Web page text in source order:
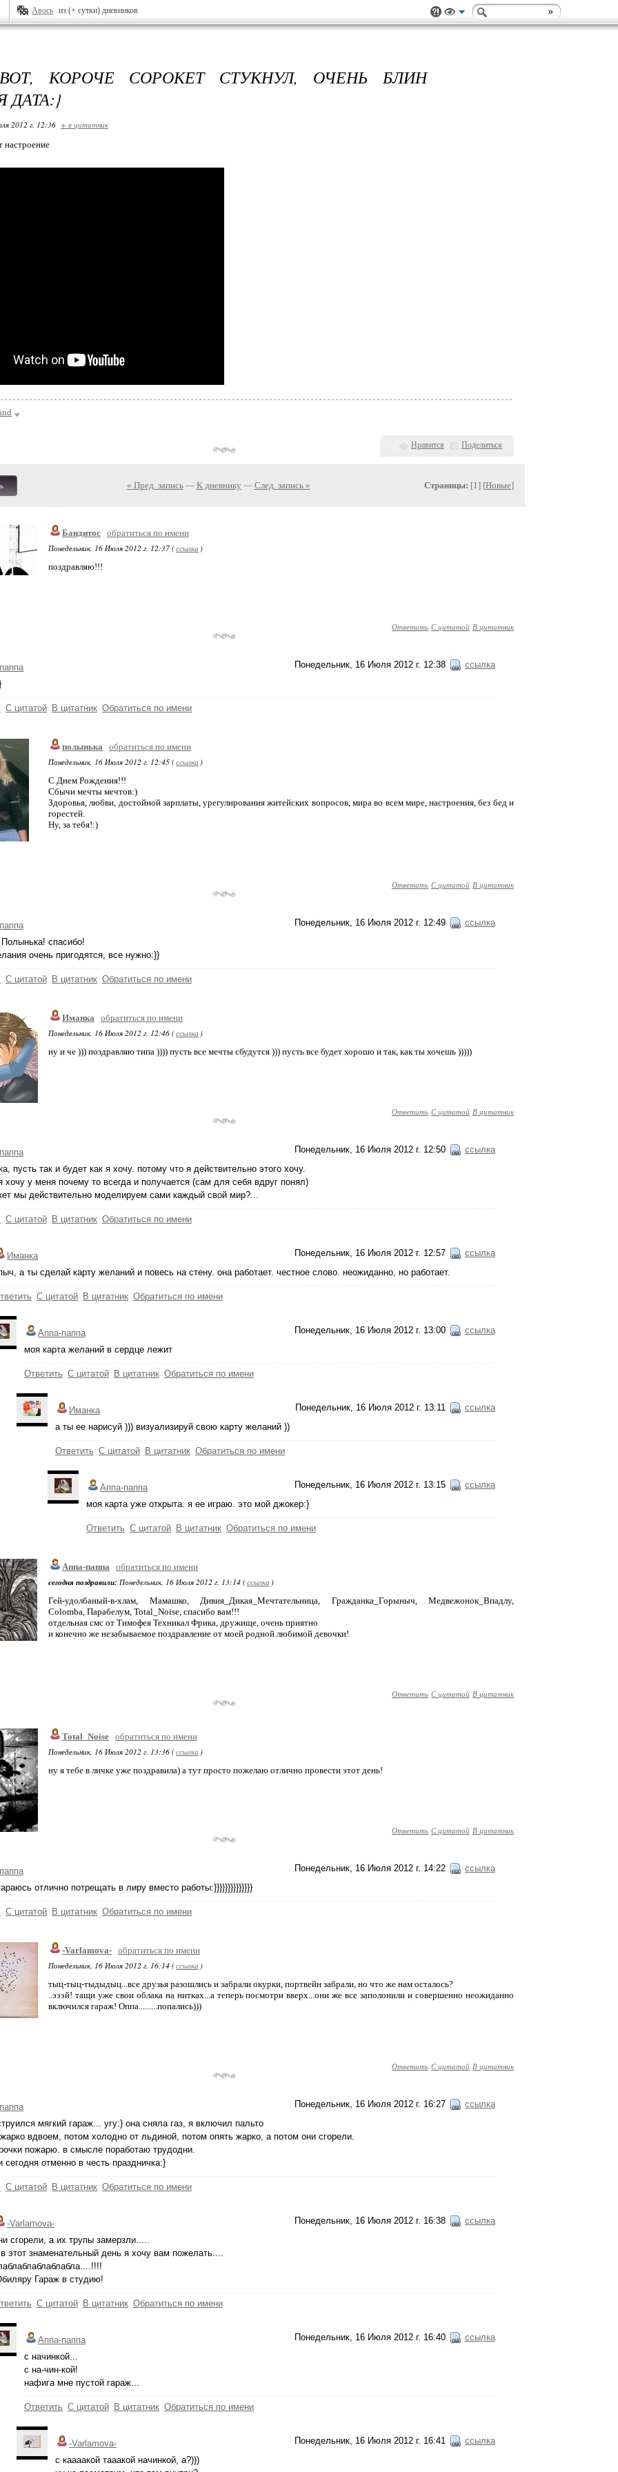
Авось из (+ сутки) дневников
КОРОЧЕ СОРОКЕТ СТУКНУЛ, ОЧЕНЬ БЛИН
ДАТА:}
2012 г. 12:36 + в цитатник
настроение
Нравится Поделиться
« Пред. запись— К дневнику — След. запись » Страницы: [1] [Новые]
Бандитос обратиться по имени
Понедельник, 16 Июля 2012 г. 12:37 (ссылка )
поздравляю!!!
Ответить С цитатой В цитатник
Понедельник, 16 Июля 2012 г. 12:38 ссылка
С цитатой В цитатник Обратиться по имени
полынька
обратиться по имени
Понедельник, 16 Июля 2012 г. 12:45 (ссылка )
С Днем Рождения!!!
Сбычи мечты мечтов:)
Здоровья, любви, достойной зарплаты, урегулирования житейских вопросов, мира во всем мире, настроения, без бед и
горестей.
Ну, за тебя!:)
Ответить С цитатой В цитатник
Понедельник, 16 Июля 2012 г. 12:49 ссылка
спасибо!
очень пригодятся, все нужно:}}
С цитатой В цитатник Обратиться по имени
Иманка
обратиться по имени
Понедельник, 16 Июля 2012 г. 12:46 (ссылка )
ну и че ))) поздравляю типа )))) пусть все мечты сбудутся ))) пусть все будет хорошо и так, как ты хочешь )))))
Ответить С цитатой В цитатник
Понедельник, 16 Июля 2012 г. 12:50 ссылка
пусть так и будет как я хочу. потому что я действительно этого хочу.
хочу у меня почему то всегда и получается (сам для себя вдруг понял)
мы действительно моделируем сами каждый свой мир?...
С цитатой В цитатник Обратиться по имени
Понедельник, 16 Июля 2012 г. 12:57 ссылка
Иманка
а ты сделай карту желаний и повесь на стену. она работает. честное слово. неожиданно, но работает.
С цитатой В цитатник Обратиться по имени
Понедельник, 16 Июля 2012 г. 13:00 ссылка
Аппа-паппа
моя карта желаний в сердце лежит
Ответить С цитатой В цитатник Обратиться по имени
Понедельник, 16 Июля 2012 г. 13:11 ссылка
Иманка
а ты ее нарисуй ))) визуализируй свою карту желаний ))
Ответить С цитатой В цитатник Обратиться по имени
Понедельник, 16 Июля 2012 г. 13:15 ссылка
Аппа-паппа
моя карта уже открыта. я ее играю. это мой джокер:}
Ответить С цитатой В цитатник Обратиться по имени
Аппа-паппа обратиться по имени
сегодня поздравили: Понедельник, 16 Июля 2012 г. 13:14 (ссылка )
Гей-удолбаный-в-хлам, Мамашко, Дивия_Дикая_Мечтательница, Гражданка_Горыныч, Медвежонок_Впадлу,
Colomba, Парабелум, Total_Noise, спасибо вам!!!
отдельная смс от Тимофея Техникал Фрика, дружище, очень приятно
и конечно же незабываемое поздравление от моей родной любимой девочки!
Ответить С цитатой В цитатник
Total_Noise обратиться по имени
Понедельник, 16 Июля 2012 г. 13:36 (ссылка )
ну я тебе в личке уже поздравила) а тут просто пожелаю отлично провести этот день!
Ответить С цитатой В цитатник
Понедельник, 16 Июля 2012 г. 14:22 ссылка
отлично потрещать в лиру вместо работы:}}}}}}}}}}}}}}
С цитатой В цитатник Обратиться по имени
-Varlamova- обратиться по имени
Понедельник, 16 Июля 2012 г. 16:14 (ссылка )
тыц-тыц-тыдыдыц...все друзья разошлись и забрали окурки, портвейн забрали, но что же нам осталось?
..эээй! тащи уже свои облака на нитках...а теперь посмотри вверх...они же все заполонили и совершенно неожиданно
включился гараж! Оппа.........попались)))
Ответить С цитатой В цитатник
Понедельник, 16 Июля 2012 г. 16:27 ссылка
мягкий гараж... угу:} она сняла газ, я включил пальто
вдвоем, потом холодно от льдиной, потом опять жарко, а потом они сгорели.
пожарю. в смысле поработаю трудодни.
сегодня отменно в честь праздничка:}
С цитатой В цитатник Обратиться по имени
Понедельник, 16 Июля 2012 г. 16:38 ссылка
-Varlamova-
сгорели, а их трупы замерзли.....
этот знаменательный день я хочу вам пожелать....
Гараж в студию!
С цитатой В цитатник Обратиться по имени
Понедельник, 16 Июля 2012 г. 16:40 ссылка
Аппа-паппа
с начинкой...
с на-чин-кой!
нафига мне пустой гараж...
Ответить С цитатой В цитатник Обратиться по имени
Понедельник, 16 Июля 2012 г. 16:41 ссылка
-Varlamova-
с каааакой тааакой начинкой, а?)))